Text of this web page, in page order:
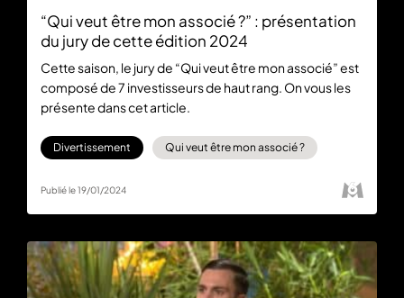
“Qui veut être mon associé ?” : présentation
du jury de cette édition 2024
Cette saison, le jury de “Qui veut être mon associé” est
composé de 7 investisseurs de haut rang. On vous les
présente dans cet article.
Divertissement Qui veut être mon associé ?
Publié le 19/01/2024